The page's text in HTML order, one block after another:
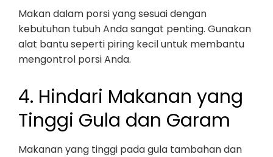
Makan dalam porsi yang sesuai dengan
kebutuhan tubuh Anda sangat penting. Gunakan
alat bantu seperti piring kecil untuk membantu
mengontrol porsi Anda.
4. Hindari Makanan yang
Tinggi Gula dan Garam
Makanan yang tinggi pada gula tambahan dan